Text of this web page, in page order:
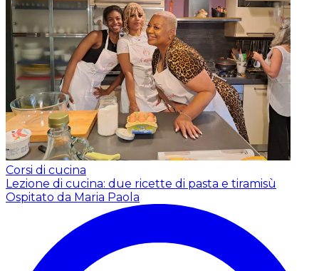
Corsi di cucina
Lezione di cucina: due ricette di pasta e tiramisù
Ospitato da Maria Paola